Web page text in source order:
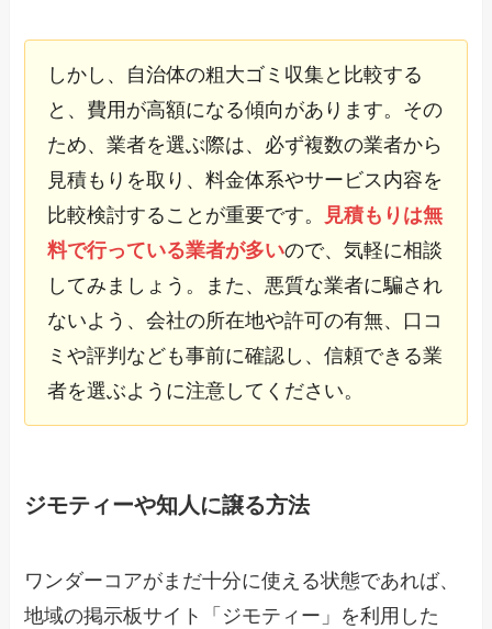
しかし、自治体の粗大ゴミ収集と比較する
と、費用が高額になる傾向があります。その
ため、業者を選ぶ際は、必ず複数の業者から
見積もりを取り、料金体系やサービス内容を
比較検討することが重要です。
見積もりは無
料で行っている業者が多いので、気軽に相談
してみましょう。また、悪質な業者に騙され
ないよう、会社の所在地や許可の有無、口コ
ミや評判なども事前に確認し、信頼できる業
者を選ぶように注意してください。
ジモティーや知人に譲る方法
ワンダーコアがまだ十分に使える状態であれば、
地域の掲示板サイト「ジモティー」を利用した